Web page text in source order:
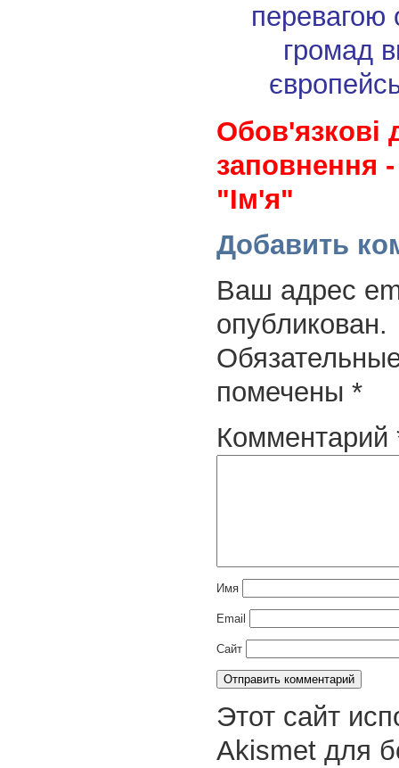
перевагою
громад
Обов'язкові
заповнення
"Ім'я"
Добавить
Ваш адрес
опубликован.
помечены *
Комментарий
Имя
Email
Сайт
Этот сайт
Akismet для